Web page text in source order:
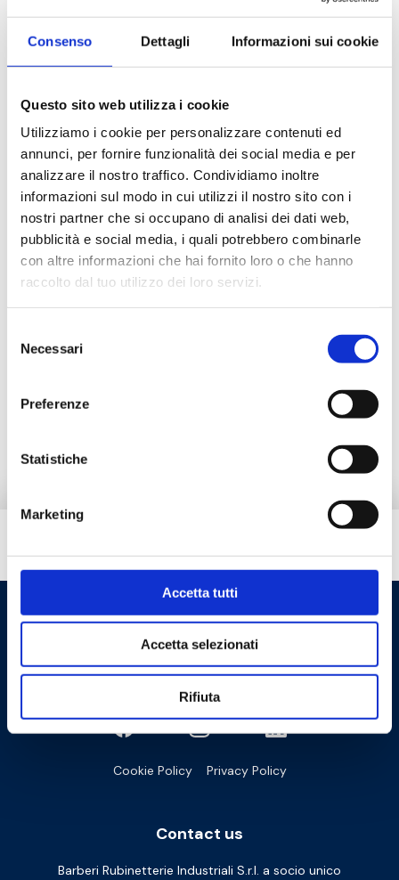
Consenso Dettagli Informazioni sui cookie
Questo sito web utilizza i cookie
Utilizziamo i cookie per personalizzare contenuti ed
annunci, per fornire funzionalità dei social media e per
analizzare il nostro traffico. Condividiamo inoltre
informazioni sul modo in cui utilizzi il nostro sito con i
nostri partner che si occupano di analisi dei dati web,
pubblicità e social media, i quali potrebbero combinarle
con altre informazioni che hai fornito loro o che hanno
raccolto dal tuo utilizzo dei loro servizi.
delNecessari
Preferenze
Statistiche
Marketing
Accetta tutti
Accetta selezionati
Rifiuta
01G02000X G 1 M - (G 1 M+G 3/4 F)
Description
Documentation
Accessories
Cookie Policy Privacy Policy
Contact us
Barberi Rubinetterie Industriali S.r.l. a socio unico